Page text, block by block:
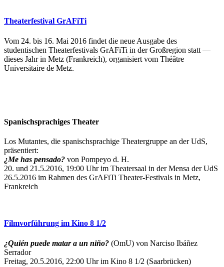
Theaterfestival GrAFiTi
Vom 24. bis 16. Mai 2016 findet die neue Ausgabe des
studentischen Theaterfestivals GrAFiTi in der Großregion statt —
dieses Jahr in Metz (Frankreich), organisiert vom Théâtre
Universitaire de Metz.
Spanischsprachiges Theater
Los Mutantes, die spanischsprachige Theatergruppe an der UdS,
präsentiert:
¿Me has pensado? von Pompeyo d. H.
20. und 21.5.2016, 19:00 Uhr im Theatersaal in der Mensa der UdS
26.5.2016 im Rahmen des GrAFiTi Theater-Festivals in Metz,
Frankreich
Filmvorführung im Kino 8 1/2
¿Quién puede matar a un niño? (OmU) von Narciso Ibáñez
Serrador
Freitag, 20.5.2016, 22:00 Uhr im Kino 8 1/2 (Saarbrücken)